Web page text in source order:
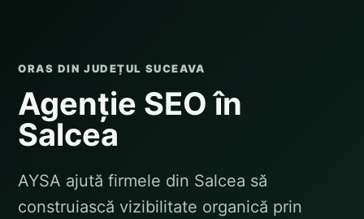
ORAS DIN JUDEȚUL SUCEAVA
Agenție SEO în
Salcea
AYSA ajută firmele din Salcea să
construiască vizibilitate organică prin